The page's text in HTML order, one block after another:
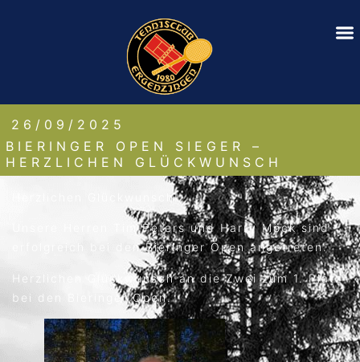
26/09/2025
BIERINGER OPEN SIEGER –
HERZLICHEN GLÜCKWUNSCH
Herzlichen Glückwunsch!
Unsere Herren Tim Peters und Harry Möck sind
erfolgreich bei den Bieringer Open angetreten.
Herzlichen Glückwunsch an die Zwei zum 1. Platz
bei den Bieringer Open.